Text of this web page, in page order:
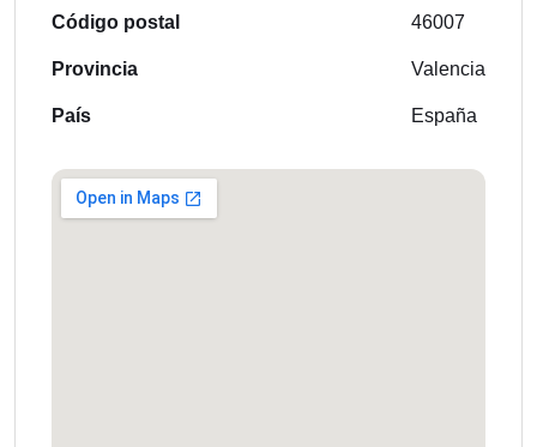
Código postal
Provincia
País
46007
Valencia
España